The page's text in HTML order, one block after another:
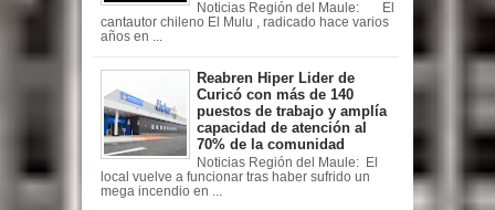
Noticias Región del Maule: El
cantautor chileno El Mulu , radicado hace varios
años en ...
Reabren Hiper Lider de
Curicó con más de 140
puestos de trabajo y amplía
capacidad de atención al
70% de la comunidad
Noticias Región del Maule: El
local vuelve a funcionar tras haber sufrido un
mega incendio en ...